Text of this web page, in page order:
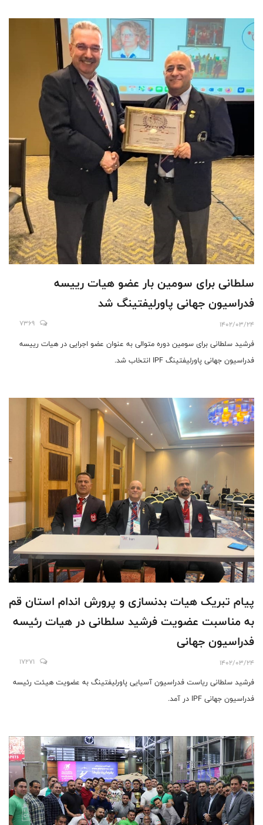
سلطانى براى سومين بار عضو هيات رييسه
فدراسيون جهانى پاورليفتينگ شد
1402/03/24
7369
فرشيد سلطانى براى سومين دوره متوالى به عنوان عضو اجرايى در هيات رييسه
فدراسيون جهانى پاورليفتينگ IPF انتخاب شد.
پیام تبریک هیات بدنسازی و پرورش اندام استان قم
به مناسبت عضویت فرشید سلطانی در هیات رئیسه
فدراسيون جهانى
1402/03/24
17271
فرشید سلطانی ریاست فدراسیون آسیایی پاورلیفتینگ به عضویت هیئت رئیسه
فدراسیون جهانی IPF در آمد.